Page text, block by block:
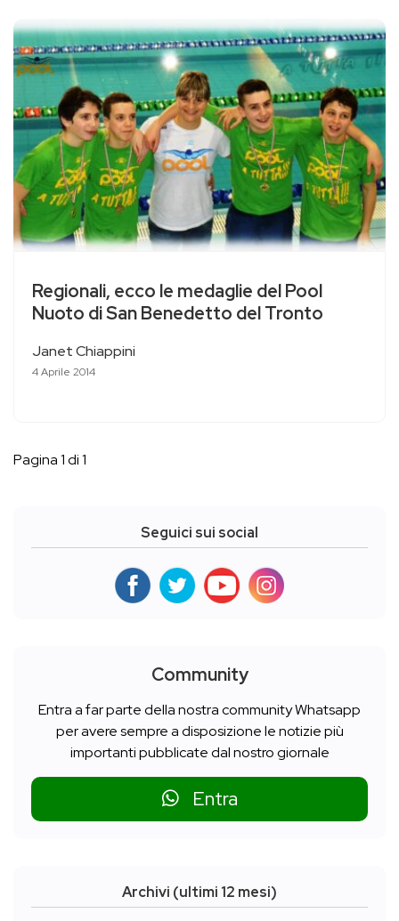
Regionali, ecco le medaglie del Pool
Nuoto di San Benedetto del Tronto
Janet Chiappini
4 Aprile 2014
Pagina 1 di 1
Seguici sui social
Community
Entra a far parte della nostra community Whatsapp
per avere sempre a disposizione le notizie più
importanti pubblicate dal nostro giornale
Entra
Archivi (ultimi 12 mesi)